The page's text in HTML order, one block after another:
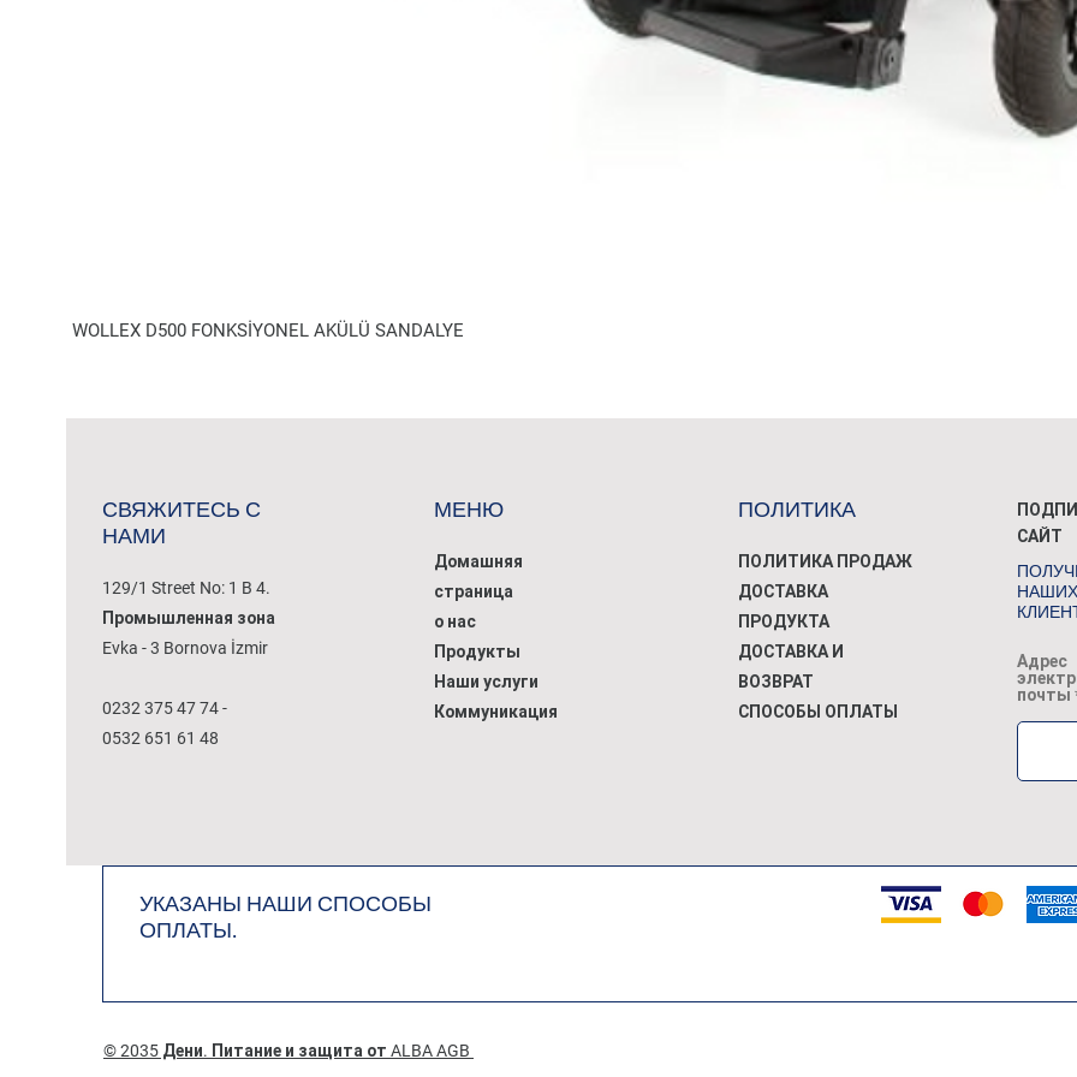
WOLLEX D500 FONKSİYONEL AKÜLÜ SANDALYE
СВЯЖИТЕСЬ С
НАМИ
129/1 Street No: 1 B 4.
Промышленная зона
Evka - 3 Bornova İzmir
0232 375 47 74 -
0532 651 61 48
МЕНЮ
Домашняя
страница
о нас
Продукты
Наши услуги
Коммуникация
ПОЛИТИКА
ПОЛИТИКА ПРОДАЖ
ДОСТАВКА
ПРОДУКТА
ДОСТАВКА И
ВОЗВРАТ
СПОСОБЫ ОПЛАТЫ
САЙТ
Адрес
почты
УКАЗАНЫ НАШИ СПОСОБЫ
ОПЛАТЫ.
© 2035 Дени. Питание и защита от ALBA AGB